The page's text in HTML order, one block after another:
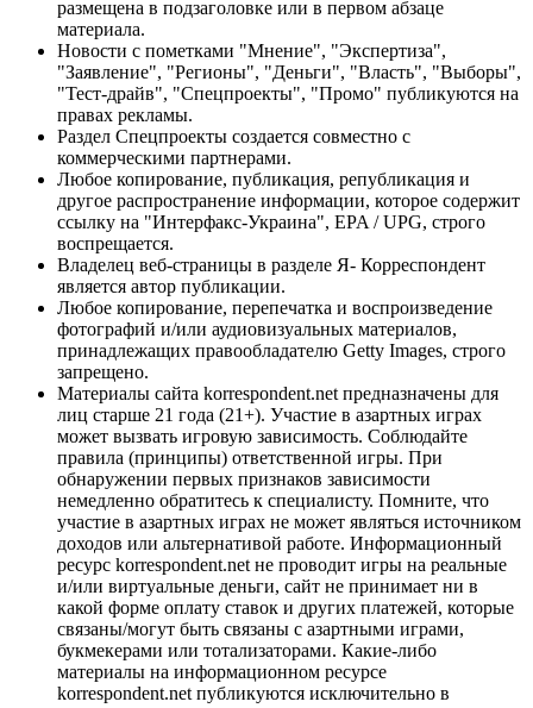
размещена в подзаголовке или в первом абзаце
материала.
Новости с пометками "Мнение", "Экспертиза",
"Заявление", "Регионы", "Деньги", "Власть", "Выборы",
"Тест-драйв", "Спецпроекты", "Промо" публикуются на
правах рекламы.
Раздел Спецпроекты создается совместно с
коммерческими партнерами.
Любое копирование, публикация, републикация и
другое распространение информации, которое содержит
ссылку на "Интерфакс-Украина", EPA / UPG, строго
воспрещается.
Владелец веб-страницы в разделе Я- Корреспондент
является автор публикации.
Любое копирование, перепечатка и воспроизведение
фотографий и/или аудиовизуальных материалов,
принадлежащих правообладателю Getty Images, строго
запрещено.
Материалы сайта korrespondent.net предназначены для
лиц старше 21 года (21+). Участие в азартных играх
может вызвать игровую зависимость. Соблюдайте
правила (принципы) ответственной игры. При
обнаружении первых признаков зависимости
немедленно обратитесь к специалисту. Помните, что
участие в азартных играх не может являться источником
доходов или альтернативой работе. Информационный
ресурс korrespondent.net не проводит игры на реальные
и/или виртуальные деньги, сайт не принимает ни в
какой форме оплату ставок и других платежей, которые
связаны/могут быть связаны с азартными играми,
букмекерами или тотализаторами. Какие-либо
материалы на информационном ресурсе
korrespondent.net публикуются исключительно в